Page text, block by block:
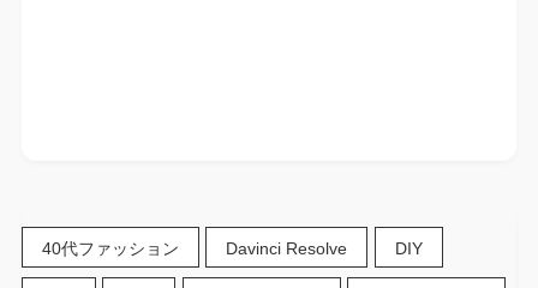
40代ファッション Davinci Resolve DIY